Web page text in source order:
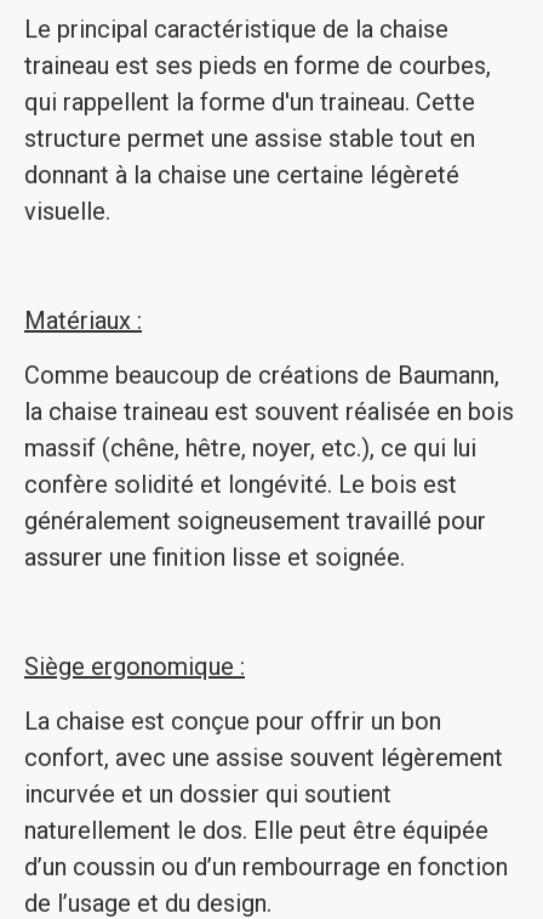
Le principal caractéristique de la chaise
traineau est ses pieds en forme de courbes,
qui rappellent la forme d'un traineau. Cette
structure permet une assise stable tout en
donnant à la chaise une certaine légèreté
visuelle.
Matériaux :
Comme beaucoup de créations de Baumann,
la chaise traineau est souvent réalisée en bois
massif (chêne, hêtre, noyer, etc.), ce qui lui
confère solidité et longévité. Le bois est
généralement soigneusement travaillé pour
assurer une finition lisse et soignée.
Siège ergonomique :
La chaise est conçue pour offrir un bon
confort, avec une assise souvent légèrement
incurvée et un dossier qui soutient
naturellement le dos. Elle peut être équipée
d’un coussin ou d’un rembourrage en fonction
de l’usage et du design.